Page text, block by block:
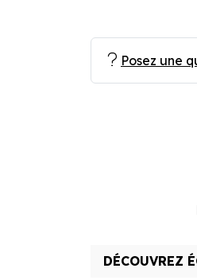
Posez une
DÉCOUVREZ